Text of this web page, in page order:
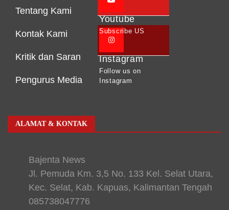
Tentang Kami
Kontak Kami
Kritik dan Saran
Pengurus Media
Youtube
Subscribe US
Instagram
Follow us on
Instagram
ALAMAT & KONTAK
Bajenta News
Jl. Pemuda Km. 3,5 No. 133 Kel. Selat Utara,
Kec. Selat, Kab. Kapuas, Kalimantan Tengah
085738047776